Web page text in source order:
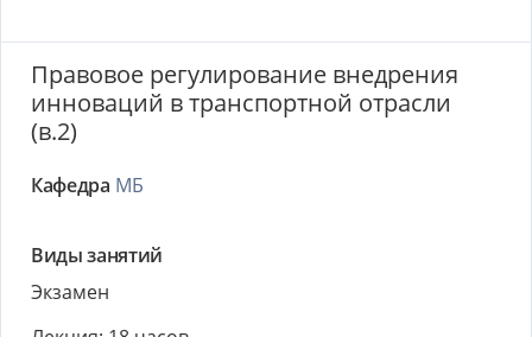
Правовое регулирование внедрения
инноваций в транспортной отрасли
(в.2)
Кафедра МБ
Виды занятий
Экзамен